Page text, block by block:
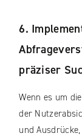
6.
präziser
Wenn es um
der
und